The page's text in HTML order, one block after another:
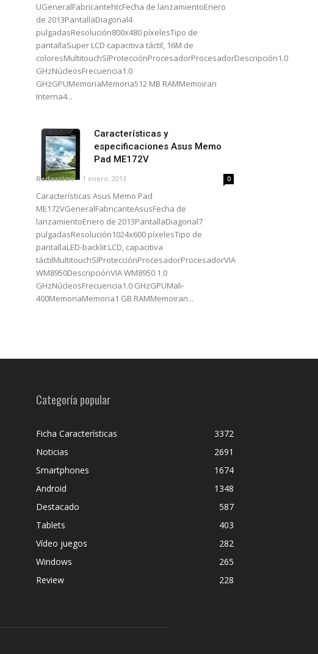
UGeneralFabricantehtcFecha de lanzamientoEnero
de 2013PantallaDiagonal4
pulgadasResolución800x480 píxelesTipo de
pantallaSuper LCD capacitiva táctil, 16M de
coloresMultitouchSíProtecciónProcesadorProcesadorDescripción1.0
GHzNúcleosFrecuencia1.0
GHzGPUMemoriaMemoria512 MB RAMMemoiran
Interna4...
Características y
especificaciones Asus Memo
Pad ME172V
Redaccion - 1 enero, 2013 0
Características Asus Memo Pad
ME172VGeneralFabricanteAsusFecha de
lanzamientoEnero de 2013PantallaDiagonal7
pulgadasResolución1024x600 píxelesTipo de
pantallaLED-backlit LCD, capacitiva
táctilMultitouchSíProtecciónProcesadorProcesadorVIA
WM8950DescripciónVIA WM8950 1.0
GHzNúcleosFrecuencia1.0 GHzGPUMali-
400MemoriaMemoria1 GB RAMMemoiran...
Categoría popular
Ficha Características
3372
Noticias
2691
Smartphones
1674
Android
1348
Destacado
587
Tablets
403
Vídeo juegos
282
Windows
265
Review
228